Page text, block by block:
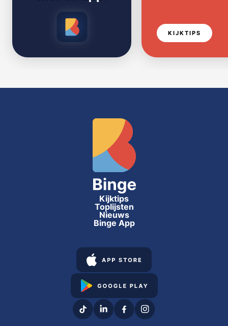
KIJKTIPS
Kijktips
Toplijsten
Nieuws
Binge App